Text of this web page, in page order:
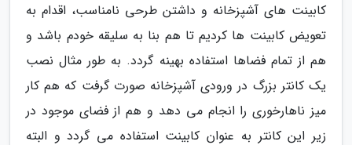
کابینت های آشپزخانه و داشتن طرحی نامناسب، اقدام به
تعویض کابینت ها کردیم تا هم بنا به سلیقه خودم باشد و
هم از تمام فضاها استفاده بهینه گردد. به طور مثال نصب
یک کانتر بزرگ در ورودی آشپزخانه صورت گرفت که هم کار
میز ناهارخوری را انجام می دهد و هم از فضای موجود در
زیر این کانتر به عنوان کابینت استفاده می گردد و البته